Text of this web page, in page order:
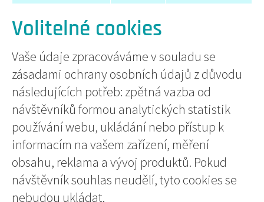
Volitelné cookies
Vaše údaje zpracováváme v souladu se
zásadami ochrany osobních údajů z důvodu
následujících potřeb: zpětná vazba od
návštěvníků formou analytických statistik
používání webu, ukládání nebo přístup k
informacím na vašem zařízení, měření
obsahu, reklama a vývoj produktů. Pokud
návštěvník souhlas neudělí, tyto cookies se
nebudou ukládat.